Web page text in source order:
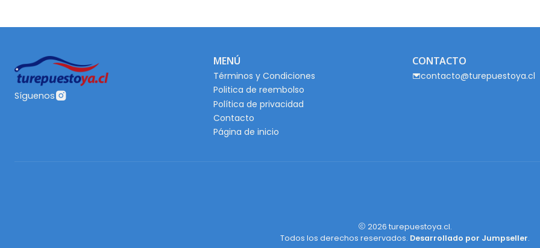
Síguenos
MENÚ
Términos y Condiciones
Politica de reembolso
Política de privacidad
Contacto
Página de inicio
CONTACTO
contacto@turepuestoya.cl
2026 turepuestoya.cl.
Todos los derechos reservados. Desarrollado por Jumpseller.